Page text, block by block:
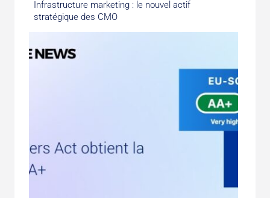
Infrastructure marketing : le nouvel actif
stratégique des CMO